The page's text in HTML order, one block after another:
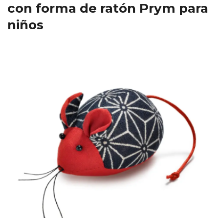
con forma de ratón Prym para
niños